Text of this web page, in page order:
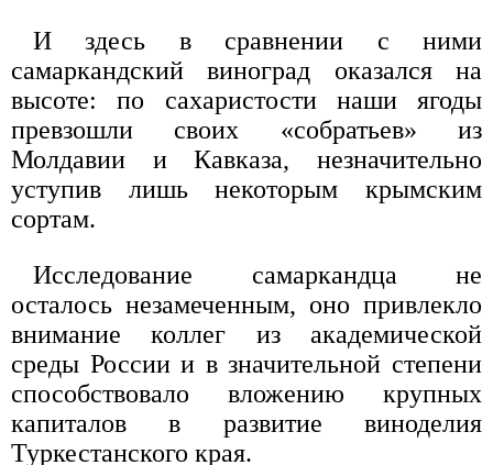
И здесь в сравнении с ними
самаркандский виноград оказался на
высоте: по сахаристости наши ягоды
превзошли своих «собратьев» из
Молдавии и Кавказа, незначительно
уступив лишь некоторым крымским
сортам.
Исследование самаркандца не
осталось незамеченным, оно привлекло
внимание коллег из академической
среды России и в значительной степени
способствовало вложению крупных
капиталов в развитие виноделия
Туркестанского края.